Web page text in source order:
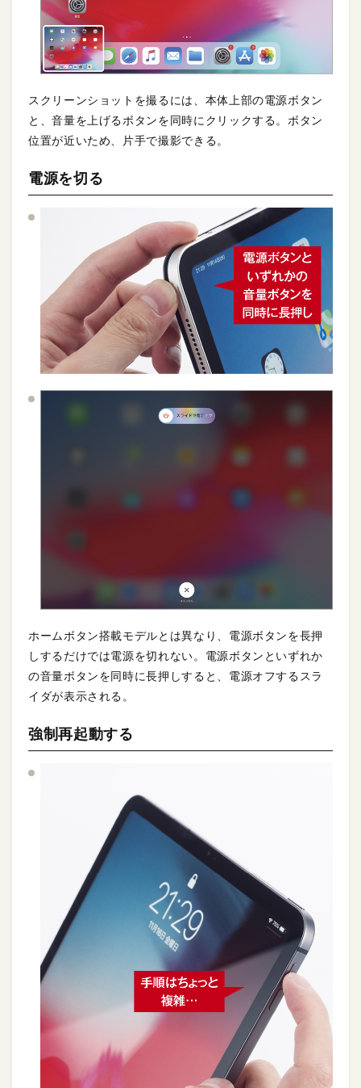
スクリーンショットを撮るには、本体上部の電源ボタン
と、音量を上げるボタンを同時にクリックする。ボタン
位置が近いため、片手で撮影できる。
電源を切る
ホームボタン搭載モデルとは異なり、電源ボタンを長押
しするだけでは電源を切れない。電源ボタンといずれか
の音量ボタンを同時に長押しすると、電源オフするスラ
イダが表示される。
強制再起動する